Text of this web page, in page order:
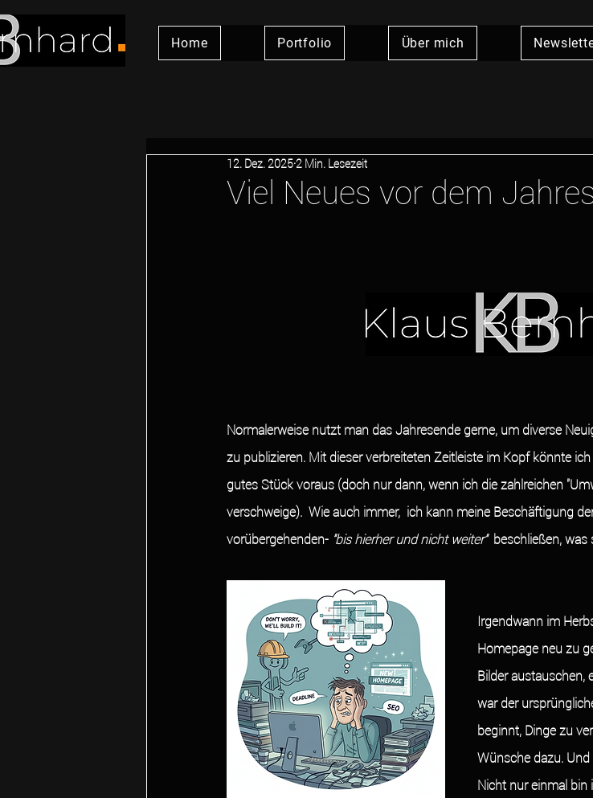
Home Portfolio Über mich
Viel Neues vor dem
12. Dez. 2025 2 Min. Lesezeit
Normalerweise nutzt man das Jahresende gerne, um diverse
zu publizieren. Mit dieser verbreiteten Zeitleiste im Kopf könnte
gutes Stück voraus (doch nur dann, wenn ich die zahlreichen
verschweige).  Wie auch immer,  ich kann meine Beschäftigung
vorübergehenden- "bis hierher und nicht weiter" beschließen,
Irgendwann im
Homepage neu zu
Bilder austauschen,
war der
beginnt, Dinge zu
Wünsche dazu. Und
Nicht nur einmal bin